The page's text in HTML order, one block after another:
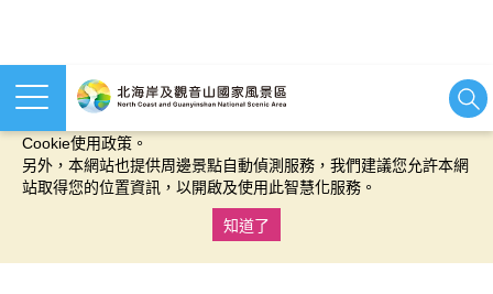
本網站使用cookies等相關技術以持續優化網站服務，並有助於為
Cookie使用政策。
另外，本網站也提供周邊景點自動偵測服務，我們建議您允許本網
站取得您的位置資訊，以開啟及使用此智慧化服務。
知道了